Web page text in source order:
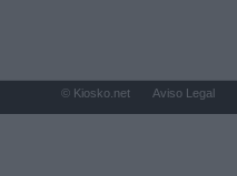
© Kiosko.net Aviso Legal